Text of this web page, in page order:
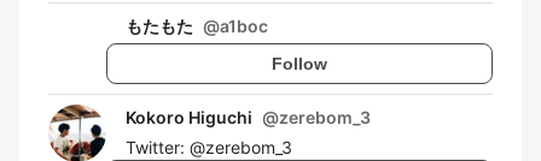
もたもた @a1boc
Follow
Kokoro Higuchi @zerebom_3
Twitter: @zerebom_3